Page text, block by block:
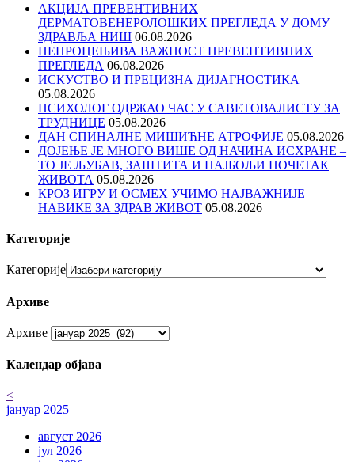
АКЦИЈА ПРЕВЕНТИВНИХ
ДЕРМАТОВЕНЕРОЛОШКИХ ПРЕГЛЕДА У ДОМУ
ЗДРАВЉА НИШ 06.08.2026
НЕПРОЦЕЊИВА ВАЖНОСТ ПРЕВЕНТИВНИХ
ПРЕГЛЕДА 06.08.2026
ИСКУСТВО И ПРЕЦИЗНА ДИЈАГНОСТИКА
05.08.2026
ПСИХОЛОГ ОДРЖАО ЧАС У САВЕТОВАЛИСТУ ЗА
ТРУДНИЦЕ 05.08.2026
ДАН СПИНАЛНЕ МИШИЋНЕ АТРОФИЈЕ 05.08.2026
ДОЈЕЊЕ ЈЕ МНОГО ВИШЕ ОД НАЧИНА ИСХРАНЕ –
ТО ЈЕ ЉУБАВ, ЗАШТИТА И НАЈБОЉИ ПОЧЕТАК
ЖИВОТА 05.08.2026
КРОЗ ИГРУ И ОСМЕХ УЧИМО НАЈВАЖНИЈЕ
НАВИКЕ ЗА ЗДРАВ ЖИВОТ 05.08.2026
Категорије
Категорије
Архиве
Архиве
Календар објава
<
јануар 2025
август 2026
јул 2026